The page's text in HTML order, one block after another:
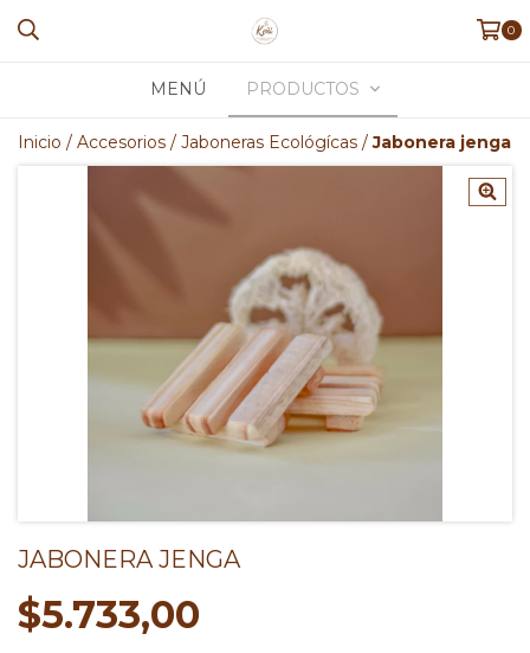
0
MENÚ PRODUCTOS
Inicio / Accesorios / Jaboneras Ecológícas / Jabonera jenga
JABONERA JENGA
$5.733,00